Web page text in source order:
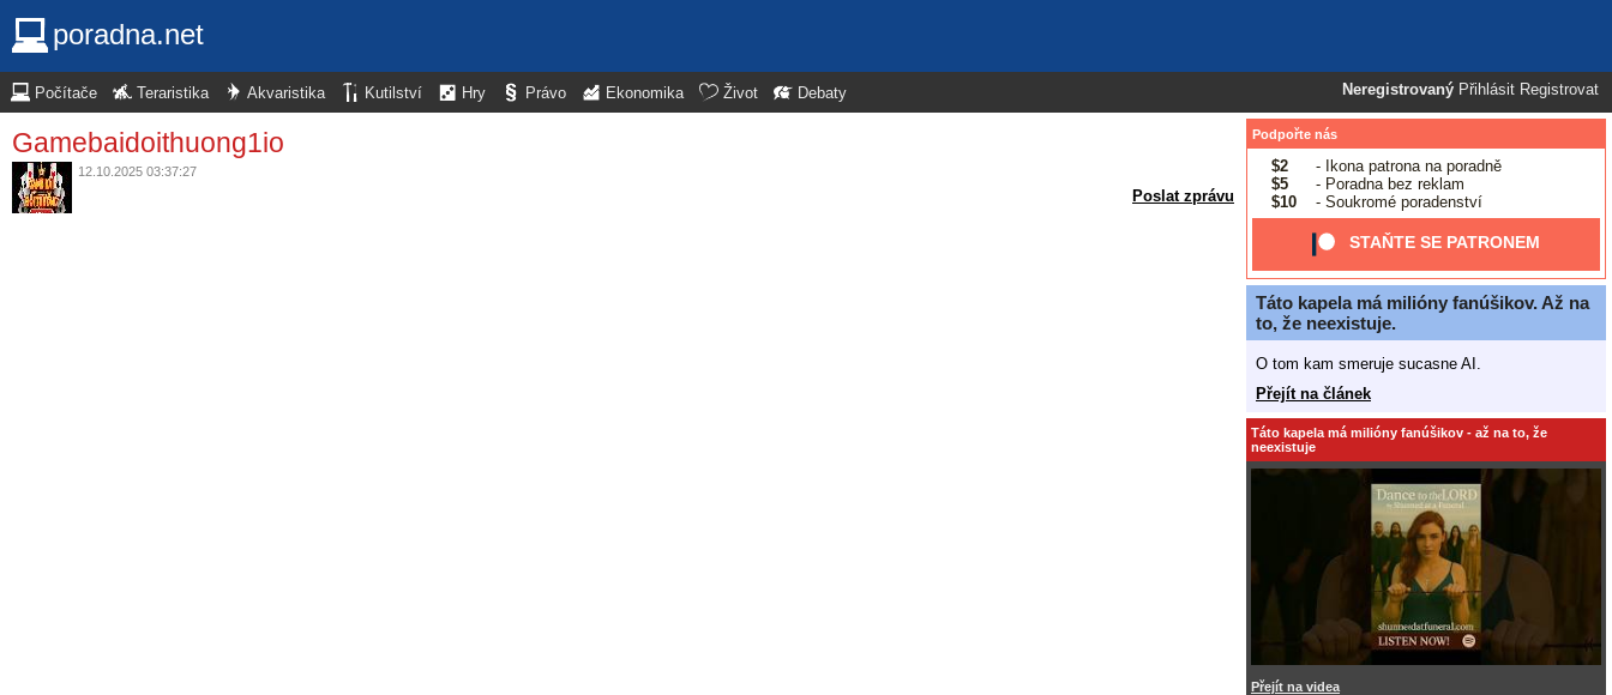
poradna.net
Neregistrovaný Přihlásit Registrovat
Počítače Teraristika Akvaristika Kutilství Hry Právo Ekonomika Život Debaty
Gamebaidoithuong1io
12.10.2025 03:37:27
Poslat zprávu
Podpořte nás
$2
- Ikona patrona na poradně
$5
- Poradna bez reklam
$10
- Soukromé poradenství
STAŇTE SE PATRONEM
Táto kapela má milióny fanúšikov. Až na
to, že neexistuje.
O tom kam smeruje sucasne AI.
Přejít na článek
Táto kapela má milióny fanúšikov - až na to, že
neexistuje
Přejít na videa